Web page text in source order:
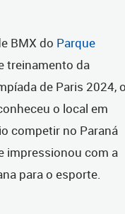
BMX do Parque
treinamento da
de Paris 2024,
o local em
competir no Paraná
impressionou com a
para o esporte.